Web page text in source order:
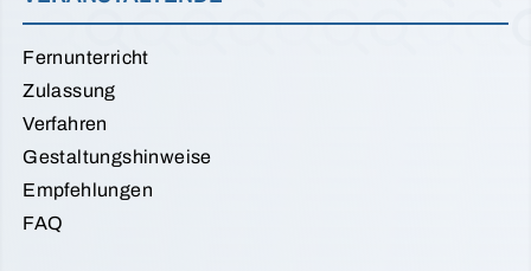
Fernunterricht
Zulassung
Verfahren
Gestaltungshinweise
Empfehlungen
FAQ